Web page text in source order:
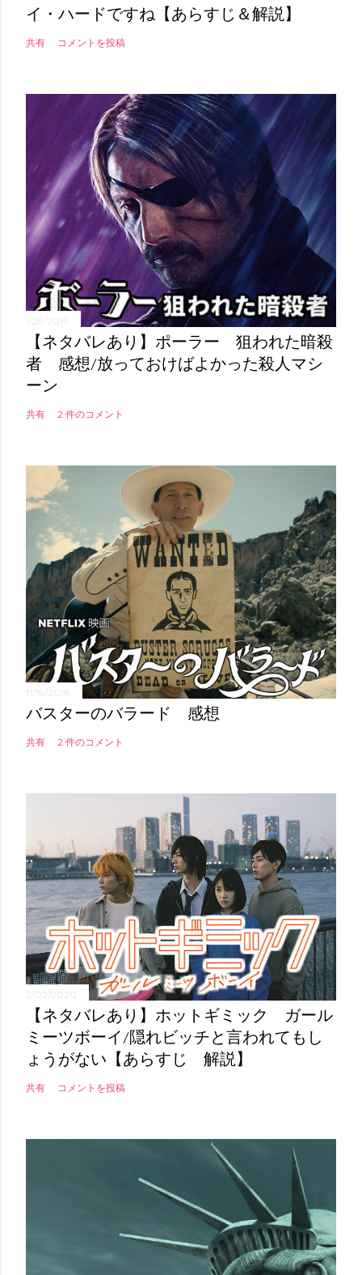
イ・ハードですね【あらすじ＆解説】
共有 コメントを投稿
1/29/2019
【ネタバレあり】ポーラー 狙われた暗殺
者 感想/放っておけばよかった殺人マシ
ーン
共有 2 件のコメント
11/19/2018
バスターのバラード 感想
共有 2 件のコメント
2/02/2020
【ネタバレあり】ホットギミック ガール
ミーツボーイ/隠れビッチと言われてもし
ょうがない【あらすじ 解説】
共有 コメントを投稿